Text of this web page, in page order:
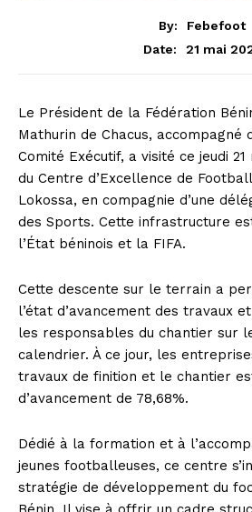
By:
Febefoot
Date:
21 mai
Le Président de la Fédération
Mathurin de Chacus, accompagné
Comité Exécutif, a visité ce jeudi
du Centre d’Excellence de
Lokossa, en compagnie d’une
des Sports. Cette infrastructure
l’État béninois et la FIFA.
Cette descente sur le terrain a
l’état d’avancement des travaux
les responsables du chantier sur
calendrier. À ce jour, les
travaux de finition et le chantier
d’avancement de 78,68%.
Dédié à la formation et à
jeunes footballeuses, ce centre
stratégie de développement du